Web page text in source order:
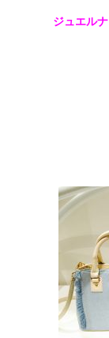
ジュエル